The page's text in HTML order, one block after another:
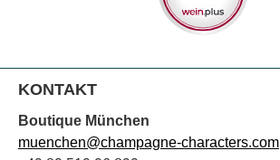
KONTAKT
Boutique München
muenchen@champagne-characters.com